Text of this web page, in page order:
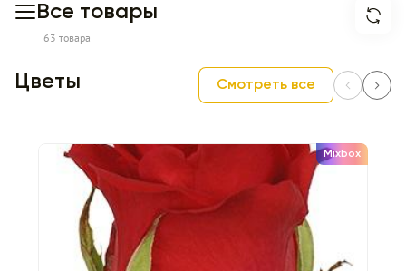
Все товары
63 товара
Цветы Смотреть все
Mixbox